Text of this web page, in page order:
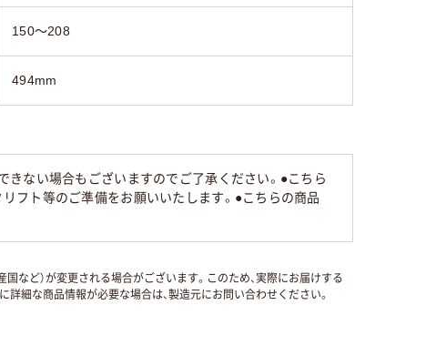
150～208
494mm
きない場合もございますのでご了承ください。●こちら
フト等のご準備をお願いいたします。●こちらの商品
国など）が変更される場合がございます。このため、実際にお届けする
細な商品情報が必要な場合は、製造元にお問い合わせください。